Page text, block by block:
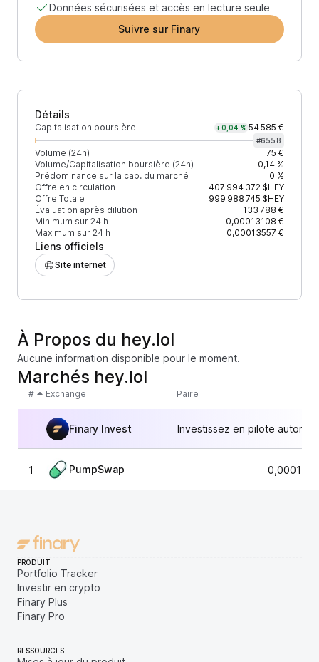
Données sécurisées et accès en lecture seule
Suivre sur Finary
Détails
Capitalisation boursière +0,04 % 54 585 €
#6558
Volume (24h)
75 €
Volume/Capitalisation boursière (24h)
0,14 %
Prédominance sur la cap. du marché
0 %
Offre en circulation
407 994 372$HEY
Offre Totale
999 988 745 $HEY
Évaluation après dilution
133 788 €
Minimum sur 24 h
0,00013108 €
Maximum sur 24 h
0,00013557 €
Liens officiels
Site internet
À Propos du hey.lol
Aucune information disponible pour le moment.
Marchés hey.lol
# Exchange Paire
Finary Invest Investissez en pilote
1 PumpSwap
PRODUIT
Portfolio Tracker
Investir en crypto
Finary Plus
Finary Pro
RESSOURCES